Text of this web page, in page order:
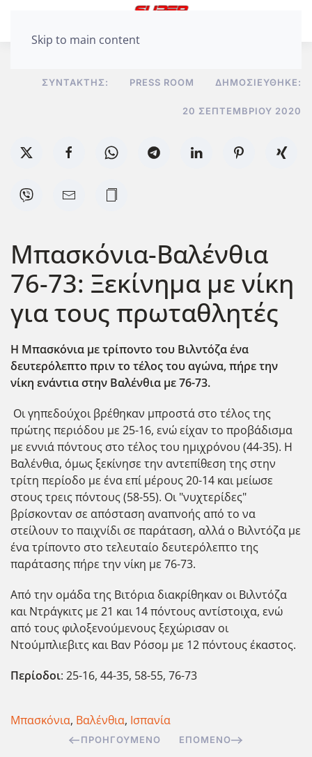
Skip to main content
ΣΥΝΤΆΚΤΗΣ: PRESS ROOM ΔΗΜΟΣΙΕΎΘΗΚΕ:
20 ΣΕΠΤΕΜΒΡΊΟΥ 2020
Μπασκόνια-Βαλένθια
76-73: Ξεκίνημα με νίκη
για τους πρωταθλητές
H Μπασκόνια με τρίποντο του Βιλντόζα ένα
δευτερόλεπτο πριν το τέλος του αγώνα, πήρε την
νίκη ενάντια στην Βαλένθια με 76-73.
Οι γηπεδούχοι βρέθηκαν μπροστά στο τέλος της
πρώτης περιόδου με 25-16, ενώ είχαν το προβάδισμα
με εννιά πόντους στο τέλος του ημιχρόνου (44-35). Η
Βαλένθια, όμως ξεκίνησε την αντεπίθεση της στην
τρίτη περίοδο με ένα επί μέρους 20-14 και μείωσε
στους τρεις πόντους (58-55). Οι "νυχτερίδες"
βρίσκονταν σε απόσταση αναπνοής από το να
στείλουν το παιχνίδι σε παράταση, αλλά ο Βιλντόζα με
ένα τρίποντο στο τελευταίο δευτερόλεπτο της
παράτασης πήρε την νίκη με 76-73.
Από την ομάδα της Βιτόρια διακρίθηκαν οι Βιλντόζα
και Ντράγκιτς με 21 και 14 πόντους αντίστοιχα, ενώ
από τους φιλοξενούμενους ξεχώρισαν οι
Ντούμπλιεβιτς και Βαν Ρόσομ με 12 πόντους έκαστος.
Περίοδοι: 25-16, 44-35, 58-55, 76-73
Μπασκόνια, Βαλένθια, Ισπανία
ΠΡΟΗΓΟΎΜΕΝΟ ΕΠΌΜΕΝΟ